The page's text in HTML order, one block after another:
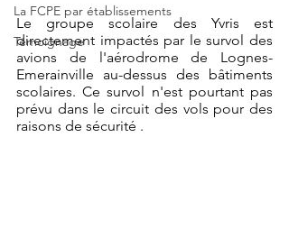
La FCPE par établissements
Témoignage
Le groupe scolaire des Yvris est
directement impactés par le survol des
avions de l'aérodrome de Lognes-
Emerainville au-dessus des bâtiments
scolaires. Ce survol n'est pourtant pas
prévu dans le circuit des vols pour des
raisons de sécurité .